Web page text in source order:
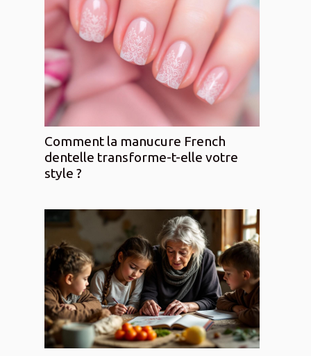
Comment la manucure French
dentelle transforme-t-elle votre
style ?